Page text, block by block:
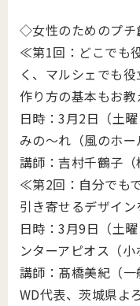
◇女性のためのプチ
≪第1回：どこでも
く、マルシェでも
作り方の基本もお
日時：3月2日（土
みの～れ（風のホー
講師：吉村千鶴子（
≪第2回：自分でも
引き寄せるデザイ
日時：3月9日（土
ンターアピオス（小
講師：髙橋美紀（一
WD代表、茨城県よ